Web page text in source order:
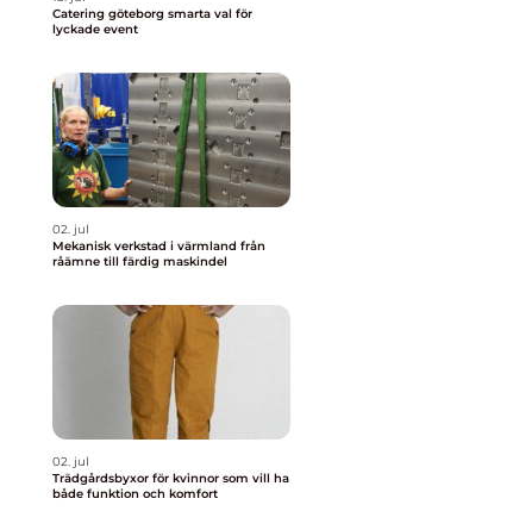
Catering göteborg smarta val för
lyckade event
02. jul
Mekanisk verkstad i värmland från
råämne till färdig maskindel
02. jul
Trädgårdsbyxor för kvinnor som vill ha
både funktion och komfort